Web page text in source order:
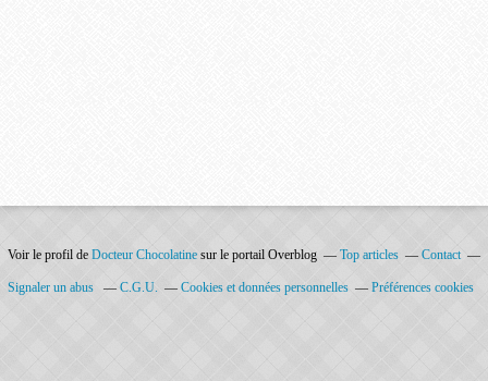
Voir le profil de Docteur Chocolatine sur le portail Overblog Top articles Contact
Signaler un abus C.G.U. Cookies et données personnelles Préférences cookies